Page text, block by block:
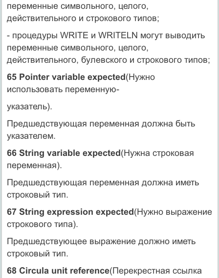
переменные символьного, целого,
действительного и строкового типов;
- процедуры WRITE и WRITELN могут выводить
переменные символьного, целого,
действительного, булевского и строкового типов;
65 Pointer variable expected(Нужно
использовать переменную-
указатель).
Предшедствующая переменная должна быть
указателем.
66 String variable expected(Нужна строковая
переменная).
Предшедствующая переменная должна иметь
строковый тип.
67 String expression expected(Нужно выражение
строкового типа).
Предшедствующее выражение должно иметь
строковый тип.
68 Circula unit reference(Перекрестная ссылка